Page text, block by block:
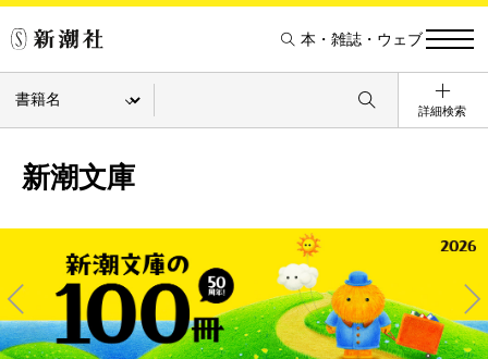
本・雑誌・ウェブ
詳細検索
新潮文庫
Pre
Ne